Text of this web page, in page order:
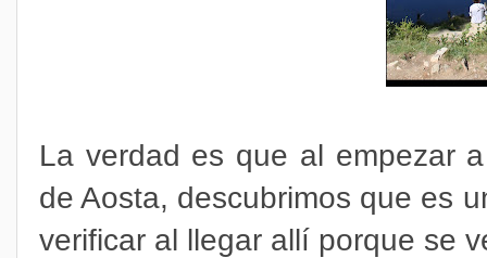
La verdad es que al empezar
de Aosta, descubrimos que es
verificar al llegar allí porque se